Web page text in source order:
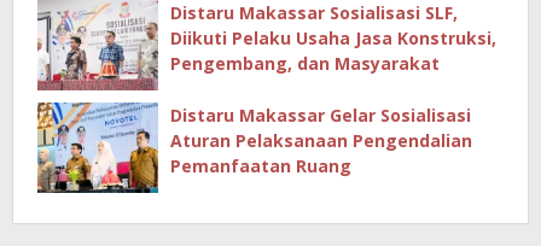
Distaru Makassar Sosialisasi SLF,
Diikuti Pelaku Usaha Jasa Konstruksi,
Pengembang, dan Masyarakat
Distaru Makassar Gelar Sosialisasi
Aturan Pelaksanaan Pengendalian
Pemanfaatan Ruang